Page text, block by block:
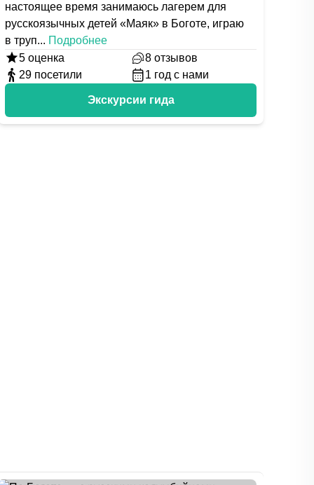
настоящее время занимаюсь лагерем для
русскоязычных детей «Маяк» в Боготе, играю
в труп... Подробнее
5 оценка 8 отзывов
29 посетили 1 год с нами
Экскурсии гида